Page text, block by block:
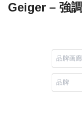
Geiger – 強調